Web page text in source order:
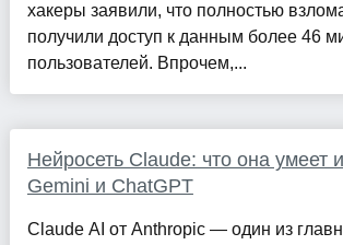
хакеры заявили, что полностью
получили доступ к данным более 46
пользователей. Впрочем,...
Нейросеть Claude: что она умеет
Gemini и ChatGPT
Claude AI от Anthropic — один из